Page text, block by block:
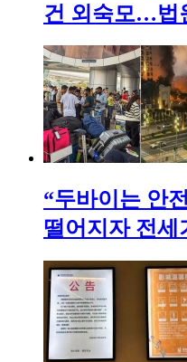
건 외숙모…법
“두바이는 안
떨어지자 전세